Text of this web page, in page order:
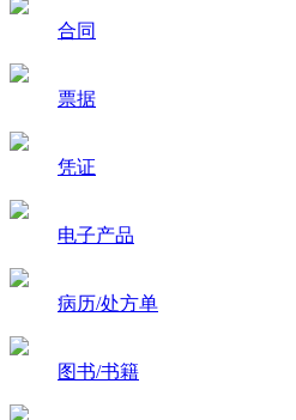
合同
票据
凭证
电子产品
病历/处方单
图书/书籍